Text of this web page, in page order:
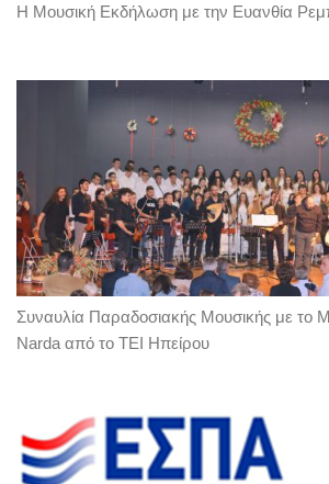
Η Μουσική Εκδήλωση με την Ευανθία
Συναυλία Παραδοσιακής Μουσικής με το
Narda από το ΤΕΙ Ηπείρου